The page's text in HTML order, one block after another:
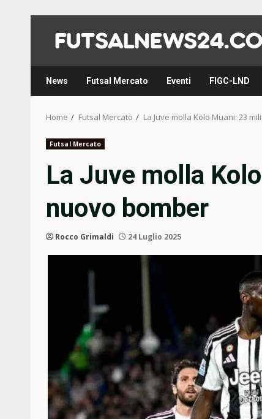
content
News Futsal Mercato Eventi FIGC-LND
Home Futsal Mercato La Juve molla Kolo Muani: 23
Futsal Mercato
La Juve molla
nuovo bomber
Rocco Grimaldi 24 Luglio 2025